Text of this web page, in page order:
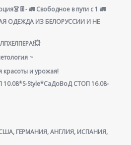
🚛 Свободное в пути с 1 🚛
ОДЕЖДА ИЗ БЕЛОРУССИИ И НЕ
~
красоты и урожая!
Style*СаДоВоД СТОП 16.08-
ГЕРМАНИЯ, АНГЛИЯ, ИСПАНИЯ,